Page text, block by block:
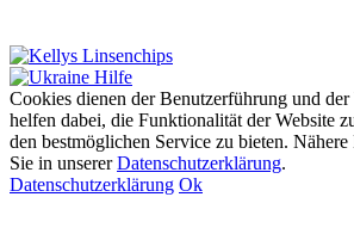
Cookies dienen der Benutzerführung und der
helfen dabei, die Funktionalität der Website
den bestmöglichen Service zu bieten.
Sie in unsererDatenschutzerklärung.
Datenschutzerklärung Ok